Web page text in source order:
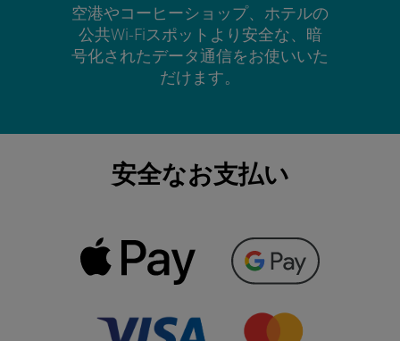
空港やコーヒーショップ、ホテルの
公共Wi-Fiスポットより安全な、暗
号化されたデータ通信をお使いいた
だけます。
安全なお支払い